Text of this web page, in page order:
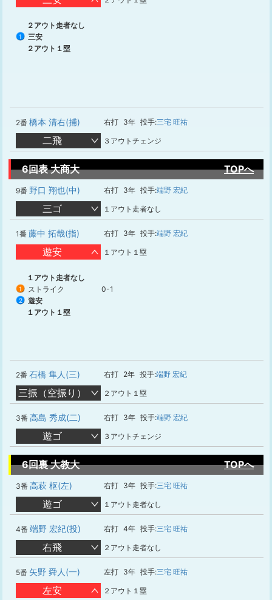
２アウト走者なし
1
三安
２アウト１塁
2番 橋本 清右(捕) 右打 3年 投手:三宅 旺祐
二飛 ３アウトチェンジ
6回表 大商大 TOPへ
9番 野口 翔也(中) 右打 3年 投手:端野 宏紀
三ゴ １アウト走者なし
1番 藤中 拓哉(指) 右打 3年 投手:端野 宏紀
遊安 １アウト１塁
１アウト走者なし
1 ストライク 0-1
2
遊安
１アウト１塁
2番 石橋 隼人(三) 右打 2年 投手:端野 宏紀
三振（空振り） ２アウト１塁
3番 高島 秀成(二) 右打 3年 投手:端野 宏紀
遊ゴ ３アウトチェンジ
6回裏 大教大 TOPへ
3番 高萩 枢(左) 右打 3年 投手:三宅 旺祐
遊ゴ １アウト走者なし
4番 端野 宏紀(投) 右打 4年 投手:三宅 旺祐
右飛 ２アウト走者なし
5番 矢野 舜人(一) 左打 3年 投手:三宅 旺祐
左安 ２アウト１塁